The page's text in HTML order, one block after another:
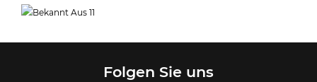
Folgen Sie uns